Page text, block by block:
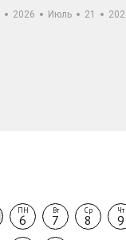
2026 Июль 21
ПН
6
Вт
7
Ср
8
Чт
9